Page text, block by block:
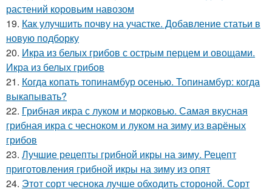
растений коровьим навозом
19. Как улучшить почву на участке. Добавление статьи в
новую подборку
20. Икра из белых грибов с острым перцем и овощами.
Икра из белых грибов
21. Когда копать топинамбур осенью. Топинамбур: когда
выкапывать?
22. Грибная икра с луком и морковью. Самая вкусная
грибная икра с чесноком и луком на зиму из варёных
грибов
23. Лучшие рецепты грибной икры на зиму. Рецепт
приготовления грибной икры на зиму из опят
24. Этот сорт чеснока лучше обходить стороной. Сорт